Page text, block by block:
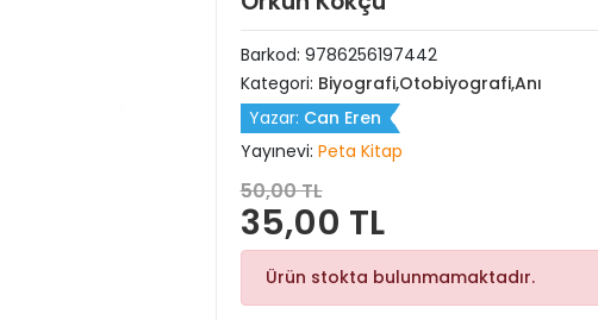
Barkod: 9786256197442
Kategori: Biyografi,Otobiyografi,Anı
Yazar: Can Eren
Yayınevi: Peta Kitap
50,00 TL
35,00 TL
Ürün stokta bulunmamaktadır.